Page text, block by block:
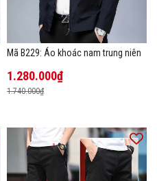
Mã B229: Áo khoác nam trung niên
1.280.000₫
1.740.000₫